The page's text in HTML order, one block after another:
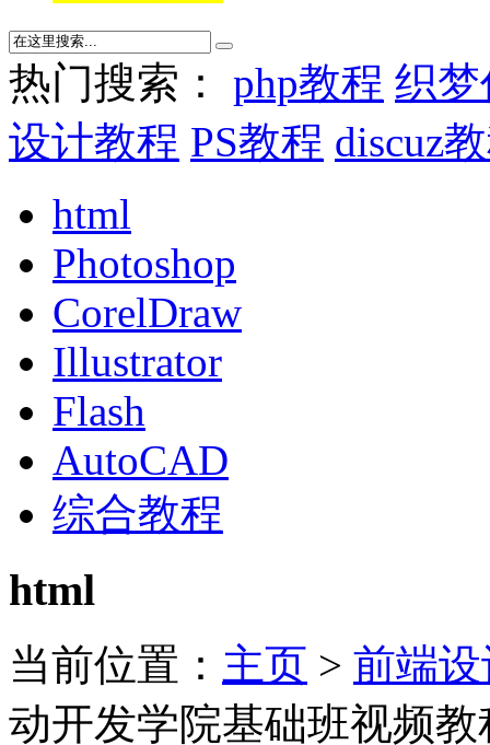
热门搜索： php教程 织
设计教程 PS教程 discuz
html
Photoshop
CorelDraw
Illustrator
Flash
AutoCAD
综合教程
html
当前位置： 主页 > 前端
动开发学院基础班视频教